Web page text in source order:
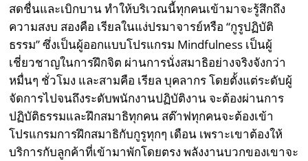
สดชื่นและเบิกบาน ทำให้บริเวณนี้ทุกคนเข้ามาจะรู้สึกถึง
ความสงบ สองคือ เรียลในแง่ปรมาจารย์หรือ “กูรูปฏิบัติ
ธรรม” ซึ่งเป็นผู้ออกแบบโปรแกรม Mindfulness เป็นผู้
เชี่ยวชาญในการฝึกจิต ผ่านการนั่งสมาธิอย่างจริงจังกว่า
หมื่นๆ ชั่วโมง และสามคือ เรียล บุคลากร โดยตั้งแต่ระดับผู้
จัดการไปจนถึงระดับพนักงานปฏิบัติงาน จะต้องผ่านการ
ปฏิบัติธรรมและฝึกสมาธิทุกคน สต๊าฟทุกคนจะต้องเข้า
โปรแกรมการฝึกสมาธิกับกูรูทุกๆ เดือน เพราะเขาต้องให้
บริการกับลูกค้าที่เข้ามาพักโดยตรง พลังงานบวกของเขาจะ